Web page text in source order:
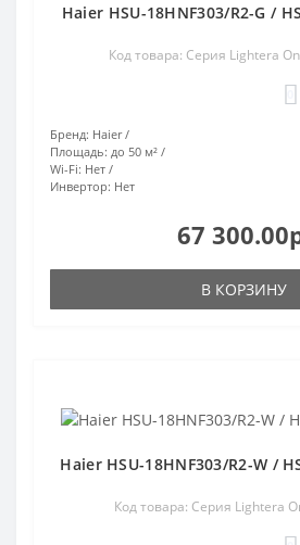
Haier HSU-18HNF303/R2-G /
Код товара: Серия Lightera
Бренд: Haier
Площадь: до 50 м²
Wi-Fi: Нет
Инвертор: Нет
67
В КОРЗИНУ
Haier HSU-18HNF303/R2-W /
Код товара: Серия Lightera